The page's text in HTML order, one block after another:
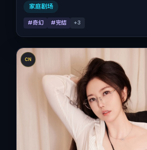
2022-07-06），全片174分钟，节奏张弛
家庭剧场
#奇幻 #完结 +3
CN